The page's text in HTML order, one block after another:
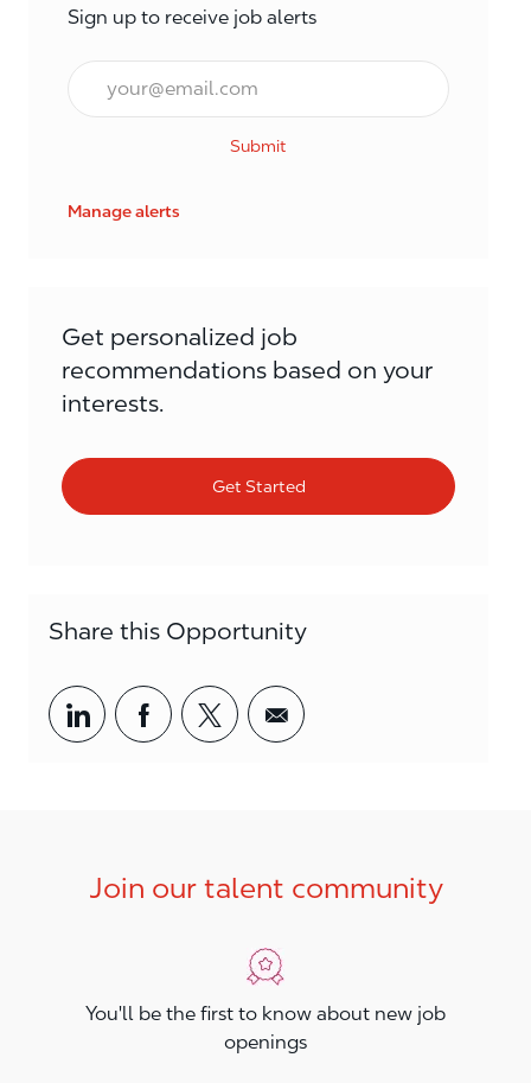
Sign up to receive job alerts
Email*
Submit
Manage alerts
Get personalized job
recommendations based on your
interests.
Get Started
Share this Opportunity
Share via LinkedIn
Share via Facebook
Share via twitter
Share via email
Join our talent community
You'll be the first to know about new job
openings